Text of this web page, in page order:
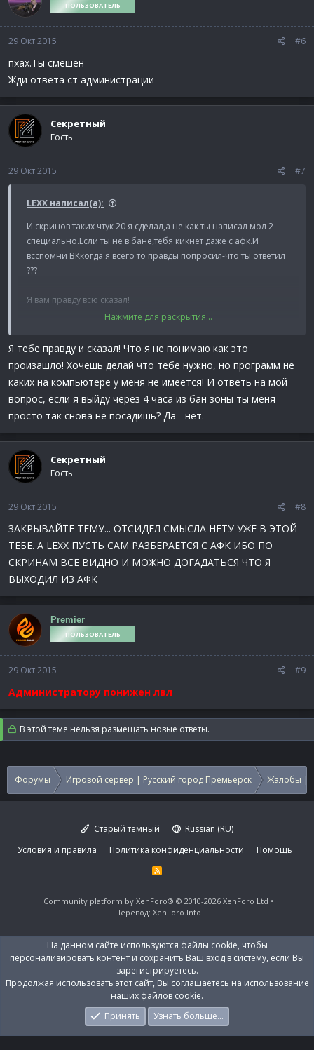
ПОЛЬЗОВАТЕЛЬ
29 Окт 2015 #6
пхах.Ты смешен
Жди ответа ст администрации
Секретный
Гость
29 Окт 2015 #7
LEXX написал(а):
И скринов таких чтук 20 я сделал,а не как ты написал мол 2
специально.Если ты не в бане,тебя кикнет даже с афк.И
всспомни ВКкогда я всего то правды попросил-что ты ответил
???
Я вам правду всю сказал!
Нажмите для раскрытия...
Я тебе правду и сказал! Что я не понимаю как это
произашло! Хочешь делай что тебе нужно, но программ не
каких на компьютере у меня не имеется! И ответь на мой
вопроc, если я выйду через 4 часа из бан зоны ты меня
просто так снова не посадишь? Да - нет.
Секретный
Гость
29 Окт 2015 #8
ЗАКРЫВАЙТЕ ТЕМУ... ОТСИДЕЛ СМЫСЛА НЕТУ УЖЕ В ЭТОЙ
ТЕБЕ. А LEXX ПУСТЬ САМ РАЗБЕРАЕТСЯ С АФК ИБО ПО
СКРИНАМ ВСЕ ВИДНО И МОЖНО ДОГАДАТЬСЯ ЧТО Я
ВЫХОДИЛ ИЗ АФК
Premier
ПОЛЬЗОВАТЕЛЬ
29 Окт 2015 #9
Администратору понижен лвл
В этой теме нельзя размещать новые ответы.
Форумы Игровой сервер | Русский город Премьерск Жалобы |
Старый тёмный
Russian (RU)
Условия и правила
Политика конфиденциальности Помощь
R
Community platform by XenForo® © 2010-2026 XenForo Ltd
Перевод: XenForo.Info
На данном сайте используются файлы cookie, чтобы
персонализировать контент и сохранить Ваш вход в систему, если Вы
зарегистрируетесь.
Продолжая использовать этот сайт, Вы соглашаетесь на использование
наших файлов cookie.
Принять
Узнать больше…